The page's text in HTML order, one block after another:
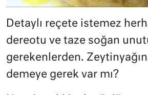
Detaylı reçete istemez
dereotu ve taze soğan
gerekenlerden.
demeye gerek var mı?